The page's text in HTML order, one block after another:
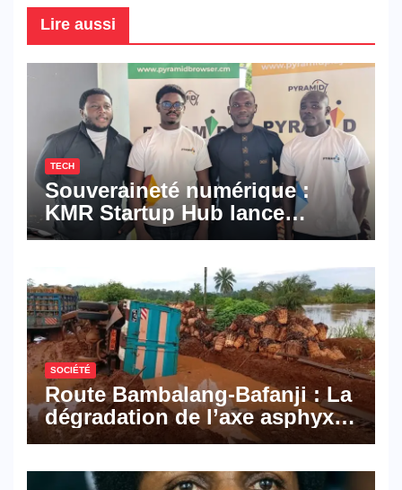
Lire aussi
TECH
Souveraineté numérique :
KMR Startup Hub lance
Pyramid Browser et Pyramid
numériques made in
Cameroon
SOCIÉTÉ
Route Bambalang-Bafanji : La
dégradation de l’axe asphyxie
les activités économiques